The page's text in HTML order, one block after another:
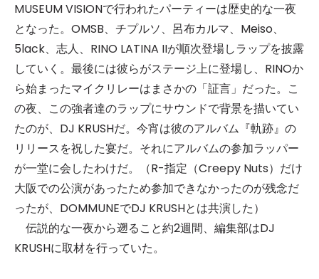
MUSEUM VISIONで行われたパーティーは歴史的な一夜
となった。OMSB、チプルソ、呂布カルマ、Meiso、
5lack、志人、RINO LATINA IIが順次登場しラップを披露
していく。最後には彼らがステージ上に登場し、RINOか
ら始まったマイクリレーはまさかの「証言」だった。こ
の夜、この強者達のラップにサウンドで背景を描いてい
たのが、DJ KRUSHだ。今宵は彼のアルバム『軌跡』の
リリースを祝した宴だ。それにアルバムの参加ラッパー
が一堂に会したわけだ。（R-指定（Creepy Nuts）だけ
大阪での公演があったため参加できなかったのが残念だ
ったが、DOMMUNEでDJ KRUSHとは共演した）
伝説的な一夜から遡ること約2週間、編集部はDJ
KRUSHに取材を行っていた。